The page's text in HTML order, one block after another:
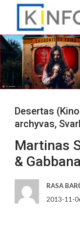
Desertas
archyvas,
Martinas
&
RASA
2013-11-